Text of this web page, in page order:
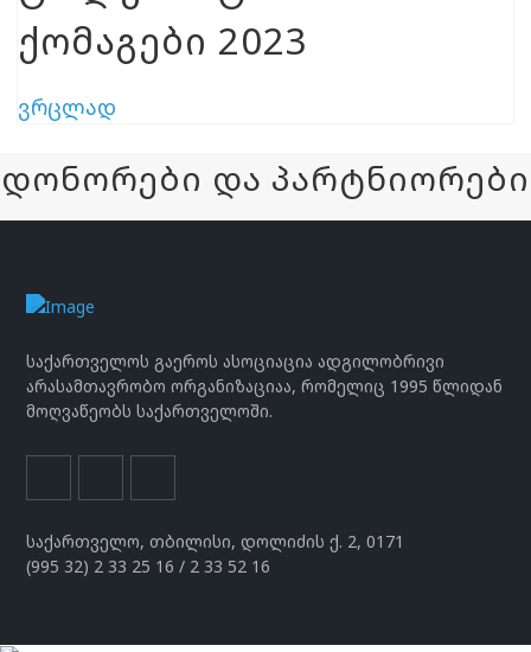
ქომაგები 2023
ვრცლად
დონორები და პარტნიორები
საქართველოს გაეროს ასოციაცია ადგილობრივი
არასამთავრობო ორგანიზაციაა, რომელიც 1995 წლიდან
მოღვაწეობს საქართველოში.
საქართველო, თბილისი, დოლიძის ქ. 2, 0171
(995 32) 2 33 25 16 / 2 33 52 16